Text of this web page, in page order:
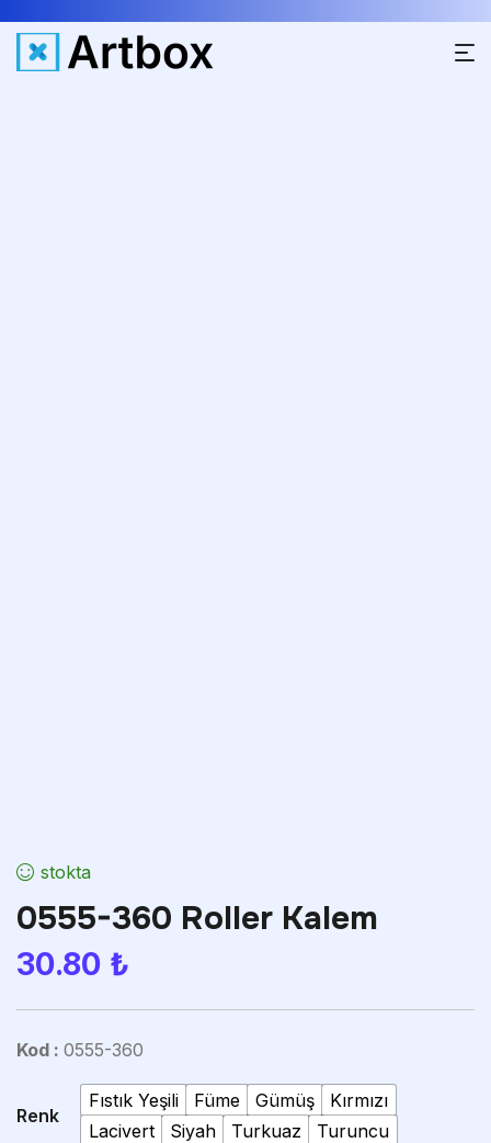
stokta
0555-360 Roller Kalem
30.80 ₺
Kod : 0555-360
Renk
Fıstık Yeşili Füme Gümüş
Kırmızı
Lacivert
Siyah Turkuaz Turuncu